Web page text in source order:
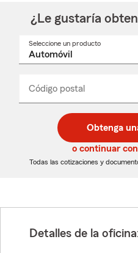
¿Le gustaría
Seleccione un producto
desplegable
Código postal
de
5
dígitos
de
5
dígitos
_____
Obtenga
o continuar
Todas las cotizaciones y
Detalles de la